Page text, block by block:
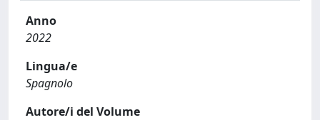
Anno
2022
Lingua/e
Spagnolo
Autore/i del Volume